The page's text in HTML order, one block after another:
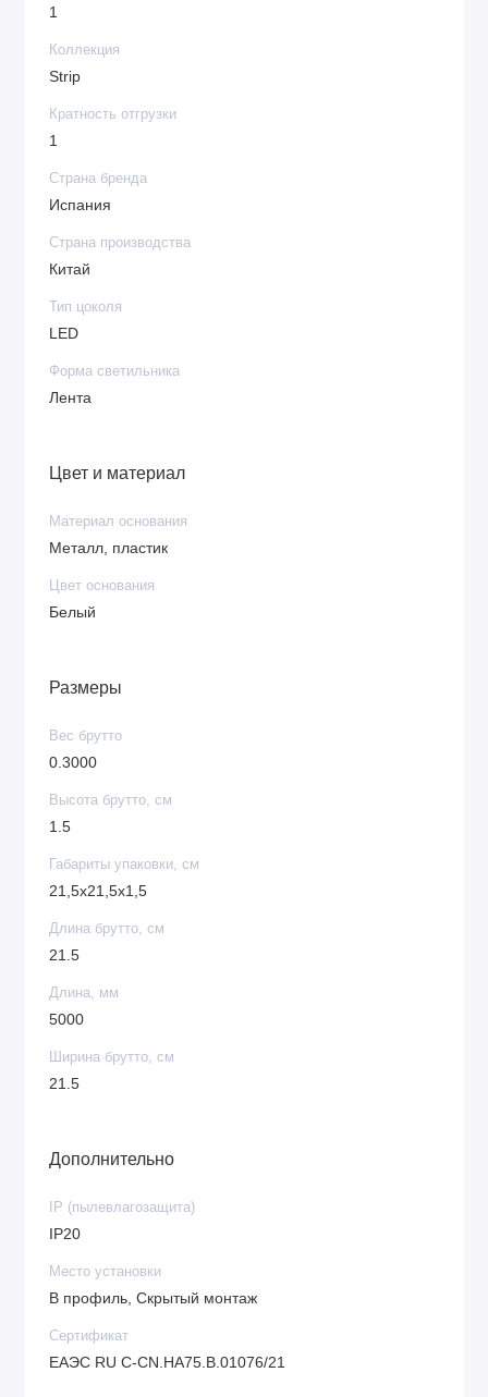
1
Коллекция
Strip
Кратность отгрузки
1
Страна бренда
Испания
Страна производства
Китай
Тип цоколя
LED
Форма светильника
Лента
Цвет и материал
Материал основания
Металл, пластик
Цвет основания
Белый
Размеры
Вес брутто
0.3000
Высота брутто, см
1.5
Габариты упаковки, см
21,5x21,5x1,5
Длина брутто, см
21.5
Длина, мм
5000
Ширина брутто, см
21.5
Дополнительно
IP (пылевлагозащита)
IP20
Место установки
В профиль, Скрытый монтаж
Сертификат
ЕАЭС RU С-CN.НА75.В.01076/21